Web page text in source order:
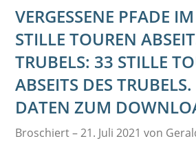
VERGESSENE PFADE
STILLE TOUREN
TRUBELS: 33 STILLE
ABSEITS DES
DATEN ZUM
Broschiert – 21. Juli 2021 von